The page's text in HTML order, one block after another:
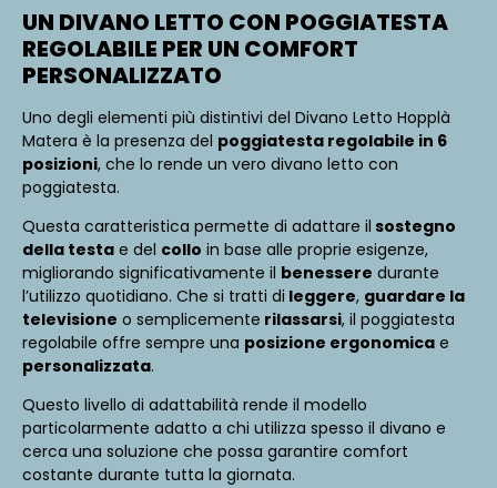
UN DIVANO LETTO CON POGGIATESTA
REGOLABILE PER UN COMFORT
PERSONALIZZATO
Uno degli elementi più distintivi del Divano Letto Hopplà
Matera è la presenza del poggiatesta regolabile in 6
posizioni, che lo rende un vero divano letto con
poggiatesta.
Questa caratteristica permette di adattare il sostegno
della testa e del collo in base alle proprie esigenze,
migliorando significativamente il benessere durante
l’utilizzo quotidiano. Che si tratti di leggere, guardare la
televisione o semplicemente rilassarsi, il poggiatesta
regolabile offre sempre una posizione ergonomica e
personalizzata.
Questo livello di adattabilità rende il modello
particolarmente adatto a chi utilizza spesso il divano e
cerca una soluzione che possa garantire comfort
costante durante tutta la giornata.